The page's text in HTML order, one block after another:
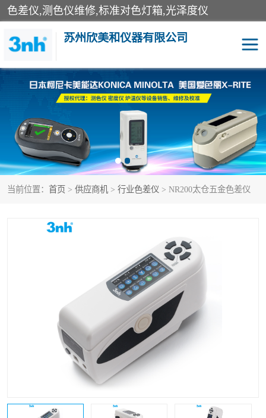
色差仪,测色仪维修,标准对色灯箱,光泽度仪
苏州欣美和仪器有限公司
当前位置： 首页 > 供应商机 > 行业色差仪 > NR200太仓五金色差仪
3nh色差仪 色差宝
分光色差仪 DOHO色差仪
美能达色差计 爱色丽测色仪
3nh分光测色仪 非接触式在线测色仪
光泽度仪
TILO对色灯箱
图像测试卡
色差仪维修 美能达色差仪维修
炉温仪维修 校色仪维修
区域测色仪